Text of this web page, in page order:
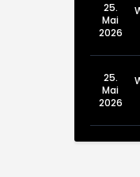
25.
Mai
2026
25.
Mai
2026